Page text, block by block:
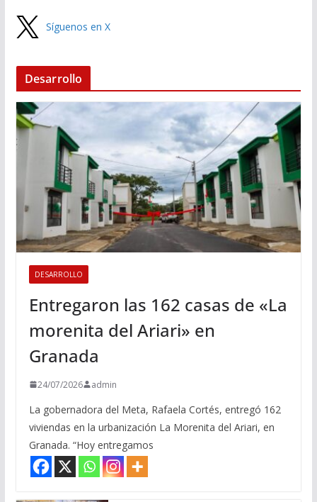
Síguenos en X
Desarrollo
DESARROLLO
Entregaron las 162 casas de «La
morenita del Ariari» en
Granada
24/07/2026 admin
La gobernadora del Meta, Rafaela Cortés, entregó 162
viviendas en la urbanización La Morenita del Ariari, en
Granada. “Hoy entregamos